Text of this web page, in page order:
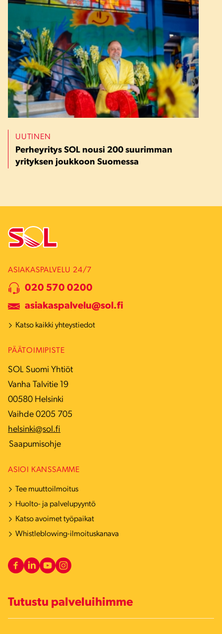
UUTINEN
Perheyritys SOL nousi 200 suurimman
yrityksen joukkoon Suomessa
ASIAKASPALVELU 24/7
020 570 0200
asiakaspalvelu@sol.fi
Katso kaikki yhteystiedot
PÄÄTOIMIPISTE
SOL Suomi Yhtiöt
Vanha Talvitie 19
00580 Helsinki
Vaihde 0205 705
helsinki@sol.fi
Saapumisohje
ASIOI KANSSAMME
Tee muuttoilmoitus
Huolto- ja palvelupyyntö
Katso avoimet työpaikat
Whistleblowing-ilmoituskanava
Tutustu palveluihimme